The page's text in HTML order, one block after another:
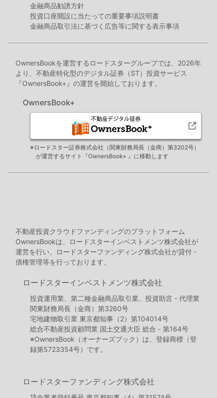
金融商品勧誘方針
投資口座開設に当たっての重要事項説明書
金融商品取引法に基づく広告等に関する表示事項
OwnersBookを運営するロードスターグループでは、2026年
より、不動産特化型のデジタル証券（ST）投資サービス
『OwnersBook+』の運営を開始しております。
OwnersBook+
※ロードスター証券株式会社（関東財務局長（金商）第3202号）
が運営するサイト『OwnersBook+ 』に移動します
不動産投資クラウドファンディングのプラットフォーム
OwnersBookは、ロードスターインベストメンツ株式会社が
運営を行い、ロードスターファンディング株式会社が貸付・
債権管理等を行っております。
ロードスターインベストメンツ株式会社
投資運用業、第二種金融商品取引業、投資助言・代理業
関東財務局長（金商）第3260号
宅地建物取引業 東京都知事（2）第104014号
総合不動産投資顧問業 国土交通大臣 総合 - 第164号
※OwnersBook（オーナーズブック）は、登録商標（登
録第5723354号）です。
ロードスターファンディング株式会社